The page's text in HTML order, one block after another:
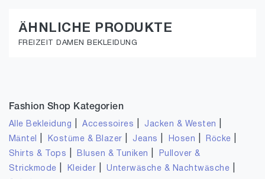
ÄHNLICHE PRODUKTE
FREIZEIT DAMEN BEKLEIDUNG
Fashion Shop Kategorien
Alle Bekleidung |Accessoires Jacken & Westen
Mäntel Kostüme & Blazer Jeans Hosen Röcke
Shirts & Tops Blusen & Tuniken
Pullover &
Strickmode
Kleider |Unterwäsche & Nachtwäsche